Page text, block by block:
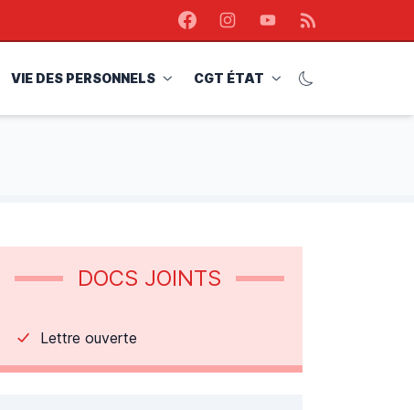
FacebookInstagramYoutube
RSS
VIE DES PERSONNELS CGT ÉTAT
DOCS JOINTS
Lettre ouverte